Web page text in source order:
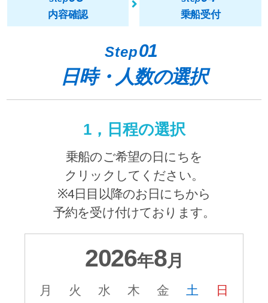
内容確認 乗船受付
Step01
日時・人数の選択
1，日程の選択
乗船のご希望の日にちを
クリックしてください。
※4日目以降のお日にちから
予約を受け付けております。
2026年8月
月 火 水 木 金 土 日